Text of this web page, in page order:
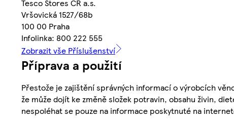
Tesco Stores ČR a.s.
Vršovická 1527/68b
100 00 Praha
Infolinka: 800 222 555
Zobrazit vše Příslušenství
Příprava a použití
Přestože je zajištění správných informací o výrobcích
že může dojít ke změně složek potravin, obsahu živin,
nespoléhat se pouze na informace poskytnuté na